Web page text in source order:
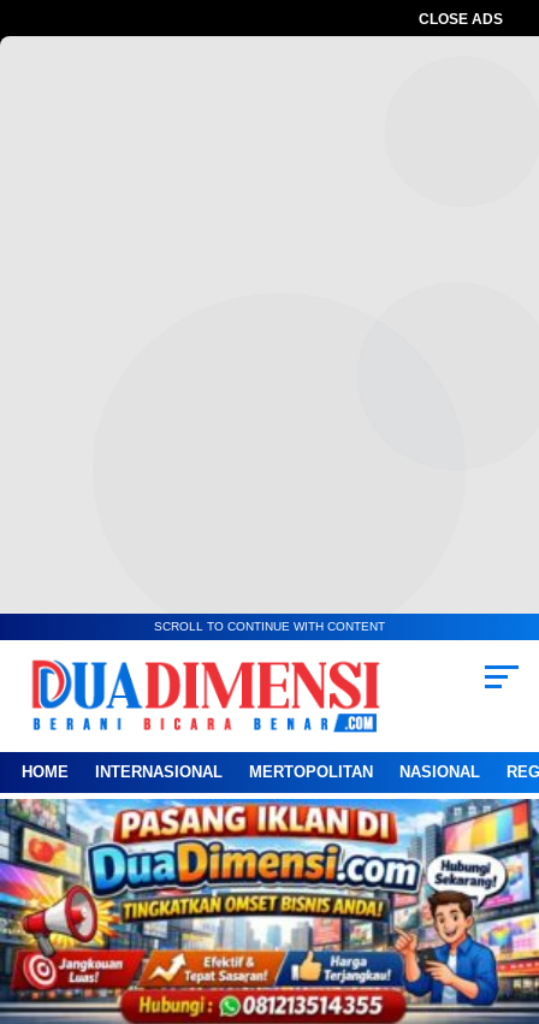
CLOSE ADS
SCROLL TO CONTINUE WITH CONTENT
HOME INTERNASIONAL MERTOPOLITAN NASIONAL